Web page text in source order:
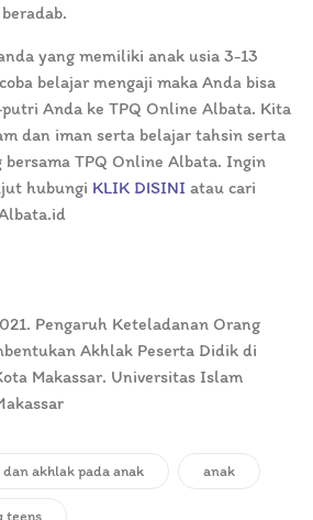
yang memiliki anak usia 3-13
belajar mengaji maka Anda bisa
Anda ke TPQ Online Albata. Kita
dan iman serta belajar tahsin serta
TPQ Online Albata. Ingin
hubungi KLIK DISINI atau cari
Pengaruh Keteladanan Orang
Akhlak Peserta Didik di
Makassar. Universitas Islam
dan akhlak pada anak anak
teens